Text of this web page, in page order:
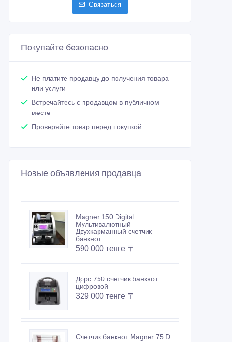
Связаться
Покупайте безопасно
Не платите продавцу до получения товара
или услуги
Встречайтесь с продавцом в публичном
месте
Проверяйте товар перед покупкой
Новые объявления продавца
Magner 150 Digital
Мультивалютный
Двухкарманный счетчик
банкнот
590 000 тенге 〒
Дорс 750 счетчик банкнот
цифровой
329 000 тенге 〒
Счетчик банкнот Magner 75 D